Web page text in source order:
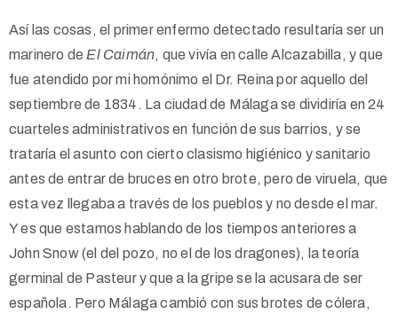
Así las cosas, el primer enfermo detectado resultaría ser un
marinero de El Caimán, que vivía en calle Alcazabilla, y que
fue atendido por mi homónimo el Dr. Reina por aquello del
septiembre de 1834. La ciudad de Málaga se dividiría en 24
cuarteles administrativos en función de sus barrios, y se
trataría el asunto con cierto clasismo higiénico y sanitario
antes de entrar de bruces en otro brote, pero de viruela, que
esta vez llegaba a través de los pueblos y no desde el mar.
Y es que estamos hablando de los tiempos anteriores a
John Snow (el del pozo, no el de los dragones), la teoría
germinal de Pasteur y que a la gripe se la acusara de ser
española. Pero Málaga cambió con sus brotes de cólera,